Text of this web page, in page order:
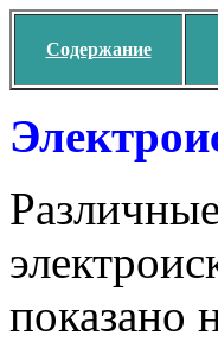
Содержание
показано